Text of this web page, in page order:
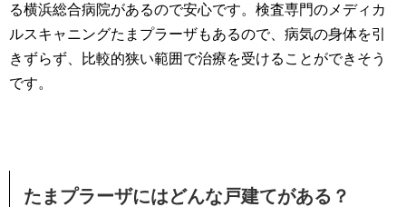
る横浜総合病院があるので安心です。検査専門のメディカ
ルスキャニングたまプラーザもあるので、病気の身体を引
きずらず、比較的狭い範囲で治療を受けることができそう
です。
たまプラーザにはどんな戸建てがある？